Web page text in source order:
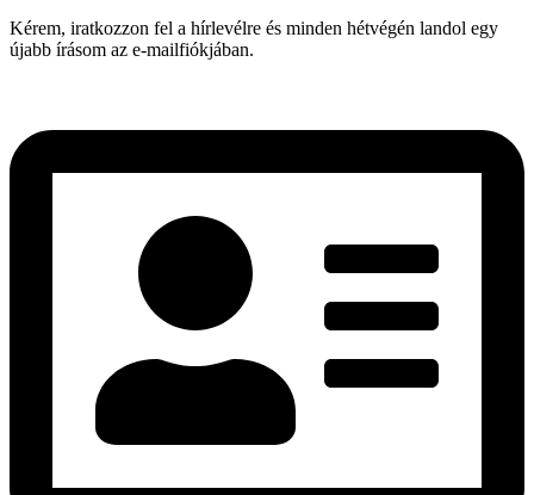
Kérem, iratkozzon fel a hírlevélre és minden hétvégén landol egy
újabb írásom az e-mailfiókjában.